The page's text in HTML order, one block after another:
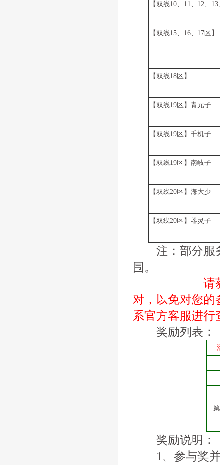
【双线10、11、12、
【双线15、16、17区】
【双线18区】
【双线19区】青元子
【双线19区】千机子
【双线19区】南岐子
【双线20区】海大少
【双线20区】器灵子
注：部分服务
围。
请获得“入
对，以免对您的
系官方客服进行
奖励列表：
奖励说明：
1、参与奖并